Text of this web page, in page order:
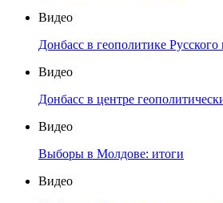
Видео
Донбасс в геополитике Русского
Видео
Донбасс в центре
Видео
Выборы в Молдове: итоги
Видео